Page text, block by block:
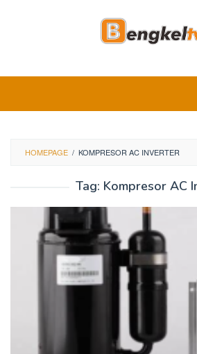
HOMEPAGE / KOMPRESOR AC INVERTER
Tag: Kompresor AC